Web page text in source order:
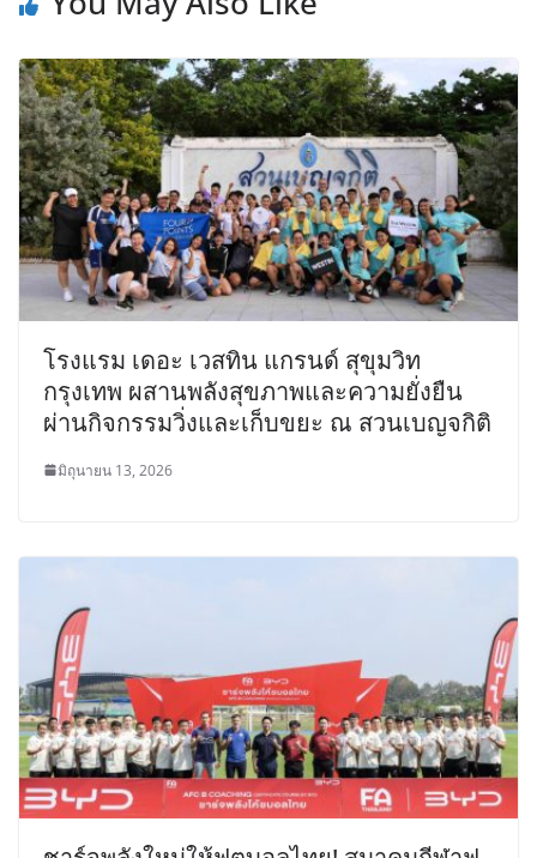
โรงแรม เดอะ เวสทิน แกรนด์ สุขุมวิท
กรุงเทพ ผสานพลังสุขภาพและความยั่งยืน
ผ่านกิจกรรมวิ่งและเก็บขยะ ณ สวนเบญจกิติ
มิถุนายน 13, 2026